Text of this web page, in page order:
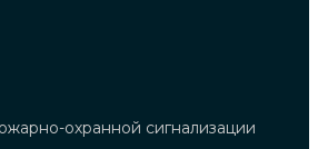
охранной сигнализации